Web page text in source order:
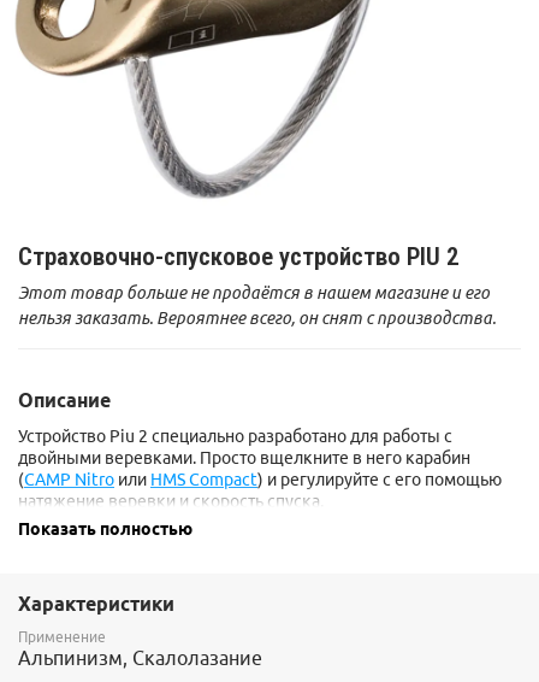
Страховочно-спусковое устройство PIU 2
Этот товар больше не продаётся в нашем магазине и его
нельзя заказать. Вероятнее всего, он снят с производства.
Описание
Устройство Piu 2 специально разработано для работы с
двойными веревками. Просто вщелкните в него карабин
(CAMP Nitro или HMS Compact) и регулируйте с его помощью
натяжение веревки и скорость спуска.
Зубчики приспособлены для работы с веревкой любого
Сертифицирован в соответствии с требованиями UIAA.
Для одинарных веревок диаметром 10-11 мм, двойных
веревок диаметром 8 - 9 мм.
Показать полностью
Характеристики
Применение
Альпинизм, Скалолазание